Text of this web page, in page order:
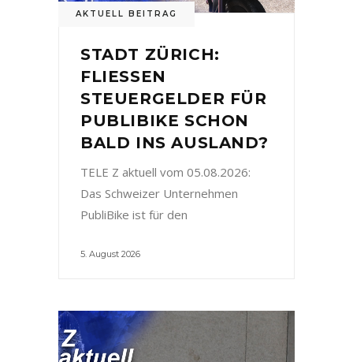
AKTUELL BEITRAG
STADT ZÜRICH:
FLIESSEN
STEUERGELDER FÜR
PUBLIBIKE SCHON
BALD INS AUSLAND?
TELE Z aktuell vom 05.08.2026:
Das Schweizer Unternehmen
PubliBike ist für den
5. August 2026